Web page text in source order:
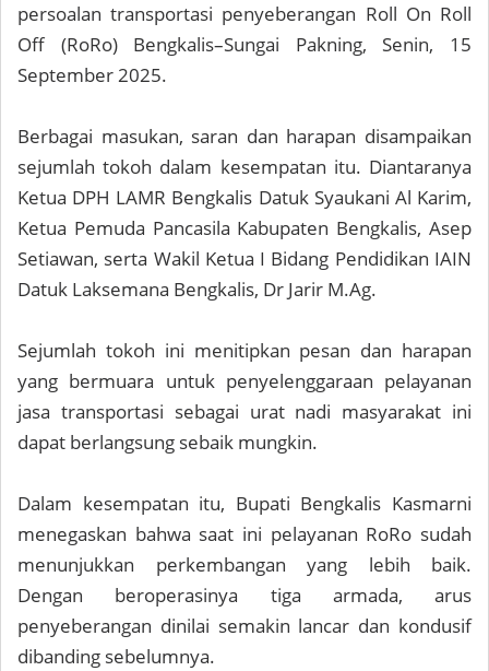
persoalan transportasi penyeberangan Roll On Roll
Off (RoRo) Bengkalis–Sungai Pakning, Senin, 15
September 2025.
Berbagai masukan, saran dan harapan disampaikan
sejumlah tokoh dalam kesempatan itu. Diantaranya
Ketua DPH LAMR Bengkalis Datuk Syaukani Al Karim,
Ketua Pemuda Pancasila Kabupaten Bengkalis, Asep
Setiawan, serta Wakil Ketua I Bidang Pendidikan IAIN
Datuk Laksemana Bengkalis, Dr Jarir M.Ag.
Sejumlah tokoh ini menitipkan pesan dan harapan
yang bermuara untuk penyelenggaraan pelayanan
jasa transportasi sebagai urat nadi masyarakat ini
dapat berlangsung sebaik mungkin.
Dalam kesempatan itu, Bupati Bengkalis Kasmarni
menegaskan bahwa saat ini pelayanan RoRo sudah
menunjukkan perkembangan yang lebih baik.
Dengan beroperasinya tiga armada, arus
penyeberangan dinilai semakin lancar dan kondusif
dibanding sebelumnya.